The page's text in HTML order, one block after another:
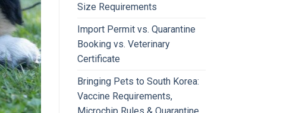
Size Requirements
Import Permit vs. Quarantine
Booking vs. Veterinary
Certificate
Bringing Pets to South Korea:
Vaccine Requirements,